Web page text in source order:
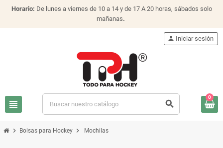
Horario: De lunes a viernes de 10 a 14 y de 17 A 20 horas, sábados solo
mañanas.
view_headline search
person Iniciar sesión
0
chevron_right Bolsas para Hockey chevron_right Mochilas